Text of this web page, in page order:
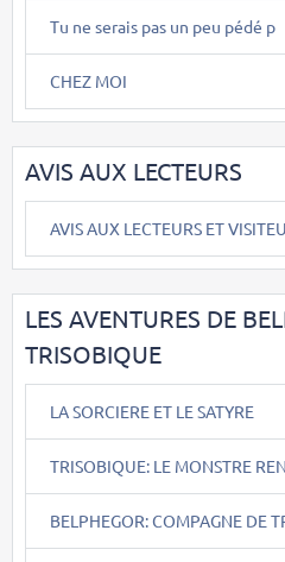
Tu ne serais pas un peu pédé p
CHEZ MOI
AVIS AUX LECTEURS
AVIS AUX LECTEURS ET
LES AVENTURES DE
TRISOBIQUE
LA SORCIERE ET LE SATYRE
TRISOBIQUE: LE MONSTRE
BELPHEGOR: COMPAGNE DE